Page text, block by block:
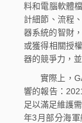
料和電腦軟體
計細節、流程
器系統的智財
或獲得相關授
器的競爭力，
實際上，
響的報告：
足以滿足維護
年3月部分海